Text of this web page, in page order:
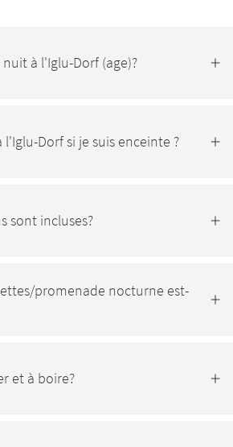
à l'Iglu-Dorf (age)?
l'Iglu-Dorf si je suis enceinte ?
sont incluses?
promenade nocturne est-
et à boire?